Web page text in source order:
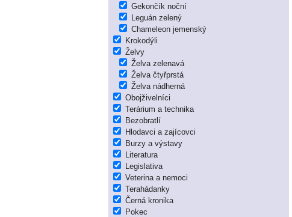
Gekončík noční
Leguán zelený
Chameleon jemenský
Krokodýli
Želvy
Želva zelenavá
Želva čtyřprstá
Želva nádherná
Obojživelníci
Terárium a technika
Bezobratlí
Hlodavci a zajícovci
Burzy a výstavy
Literatura
Legislativa
Veterina a nemoci
Terahádanky
Černá kronika
Pokec